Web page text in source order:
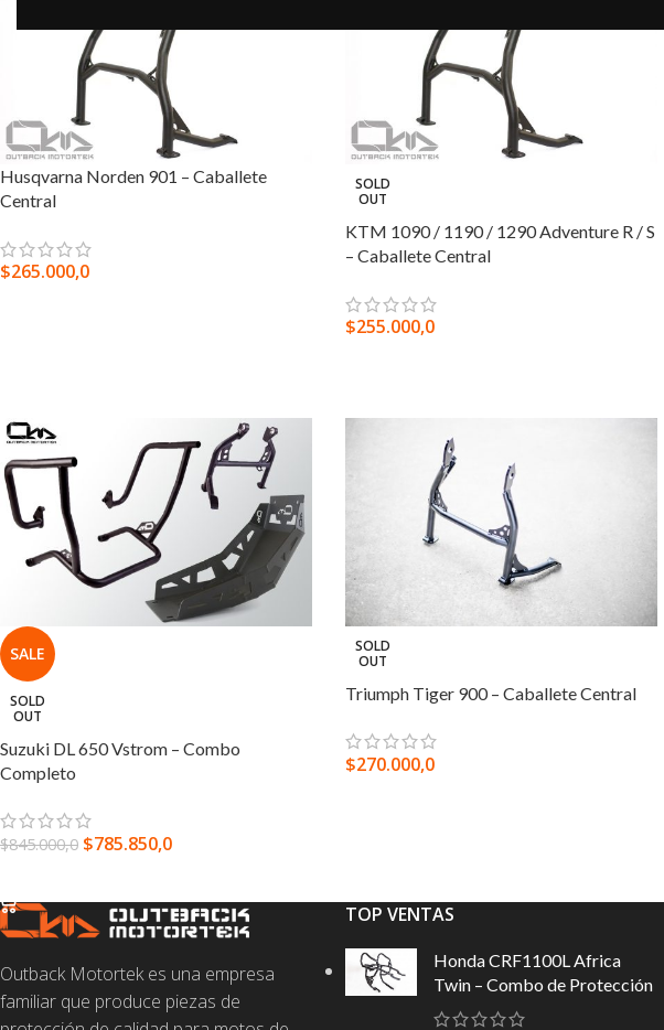
Husqvarna Norden 901 – Caballete
Central
$265.000,0
SOLD
OUT
KTM 1090 / 1190 / 1290 Adventure R / S
– Caballete Central
$255.000,0
SALE
SOLD
OUT
Suzuki DL 650 Vstrom – Combo
Completo
$845.000,0 $785.850,0
SOLD
OUT
Triumph Tiger 900 – Caballete Central
$270.000,0
Outback Motortek es una empresa
familiar que produce piezas de
TOP VENTAS
Honda CRF1100L Africa
Twin – Combo de Protección